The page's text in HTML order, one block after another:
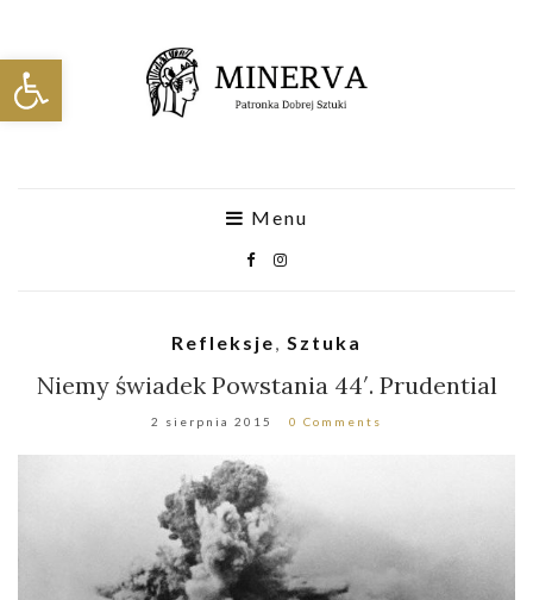
Otwórz pasek narzędzi
Menu
Refleksje Sztuka
Niemy świadek Powstania 44′. Prudential
2 sierpnia 2015 0 Comments